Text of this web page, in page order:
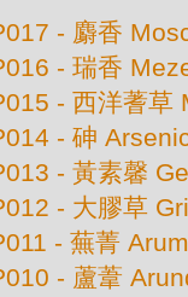
- 麝香
- 瑞香
- 西洋蓍
- 砷
- 黃素馨
- 大膠草
- 蕪菁
- 蘆葦